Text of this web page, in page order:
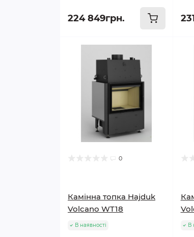
224 849грн.
0
Камінна топка Hajduk
Volcano WT18
В наявності В